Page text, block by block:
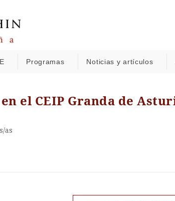
Programas Noticias y artículos
el CEIP Granda de
as